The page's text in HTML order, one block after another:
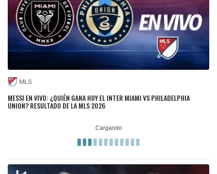
MLS
MESSI EN VIVO: ¿QUIÉN GANA HOY EL INTER MIAMI VS PHILADELPHIA
UNION? RESULTADO DE LA MLS 2026